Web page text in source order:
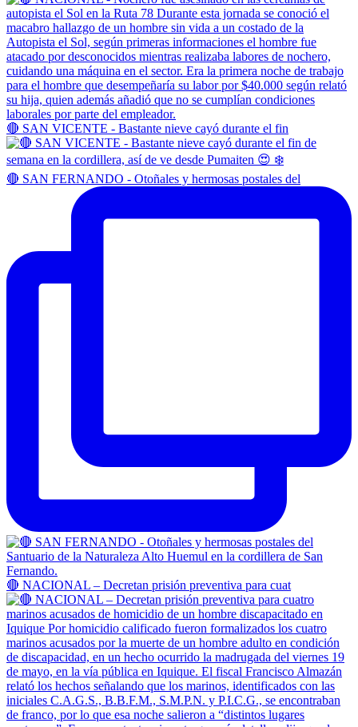
🔴 SAN VICENTE - Bastante nieve cayó durante el fin
🔴 SAN FERNANDO - Otoñales y hermosas postales del
🔴 NACIONAL – Decretan prisión preventiva para cuat